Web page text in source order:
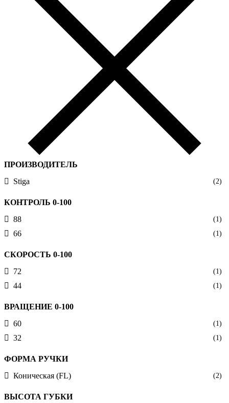
ПРОИЗВОДИТЕЛЬ
Stiga
(2)
КОНТРОЛЬ 0-100
88
(1)
66 (1)
СКОРОСТЬ 0-100
72
(1)
44 (1)
ВРАЩЕНИЕ 0-100
60
(1)
32 (1)
ФОРМА РУЧКИ
Коническая (FL)
(2)
ВЫСОТА ГУБКИ